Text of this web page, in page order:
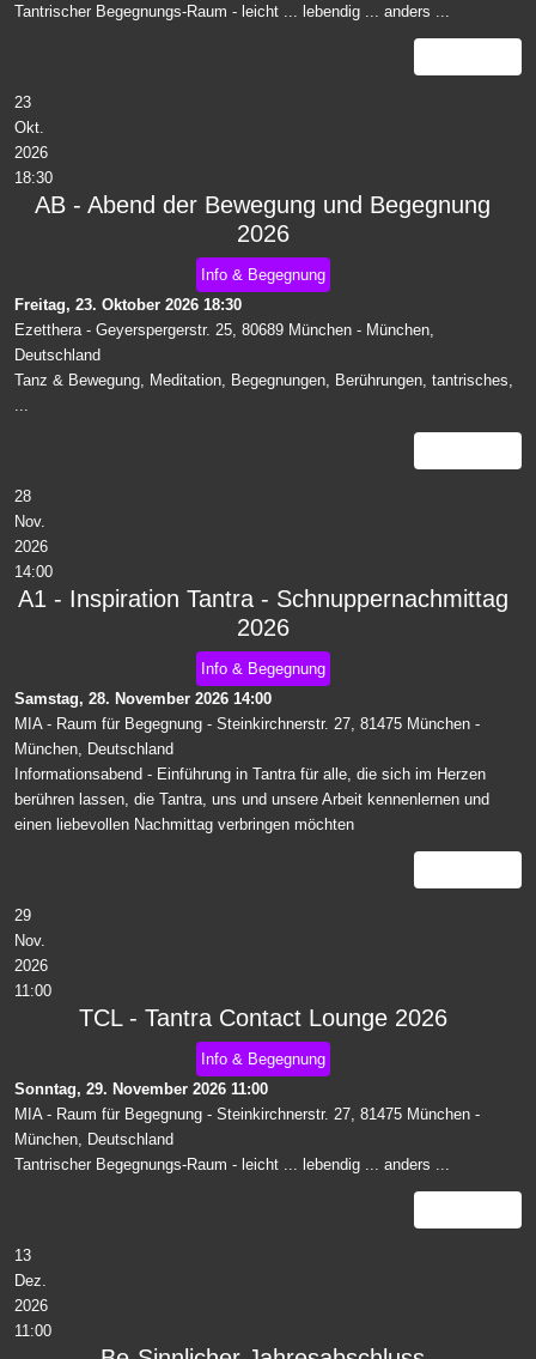
Tantrischer Begegnungs-Raum - leicht ... lebendig ... anders ...
23
Okt.
2026
18:30
AB - Abend der Bewegung und Begegnung
2026
Info & Begegnung
Freitag, 23. Oktober 2026 18:30
Ezetthera - Geyerspergerstr. 25, 80689 München - München,
Deutschland
Tanz & Bewegung, Meditation, Begegnungen, Berührungen, tantrisches,
28
Nov.
2026
14:00
A1 - Inspiration Tantra - Schnuppernachmittag
2026
Info & Begegnung
Samstag, 28. November 2026 14:00
MIA - Raum für Begegnung - Steinkirchnerstr. 27, 81475 München -
München, Deutschland
Informationsabend - Einführung in Tantra für alle, die sich im Herzen
berühren lassen, die Tantra, uns und unsere Arbeit kennenlernen und
einen liebevollen Nachmittag verbringen möchten
29
Nov.
2026
11:00
TCL - Tantra Contact Lounge 2026
Info & Begegnung
Sonntag, 29. November 2026 11:00
MIA - Raum für Begegnung - Steinkirchnerstr. 27, 81475 München -
München, Deutschland
Tantrischer Begegnungs-Raum - leicht ... lebendig ... anders ...
13
Dez.
2026
11:00